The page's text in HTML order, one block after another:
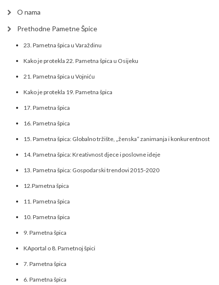
O nama
Prethodne Pametne Špice
23. Pametna špica u Varaždinu
Kako je protekla 22. Pametna špica u Osijeku
21. Pametna špica u Vojniću
Kako je protekla 19. Pametna špica
17. Pametna špica
16. Pametna špica
15. Pametna špica: Globalno tržište, „ženska“ zanimanja i konkurentnost
14. Pametna špica: Kreativnost djece i poslovne ideje
13. Pametna špica: Gospodarski trendovi 2015-2020
12.Pametna špica
11. Pametna špica
10. Pametna špica
9. Pametna špica
KAportal o 8. Pametnoj špici
7. Pametna špica
6. Pametna špica